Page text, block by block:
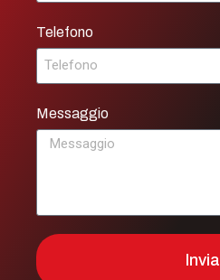
Telefono
Messaggio
Invia